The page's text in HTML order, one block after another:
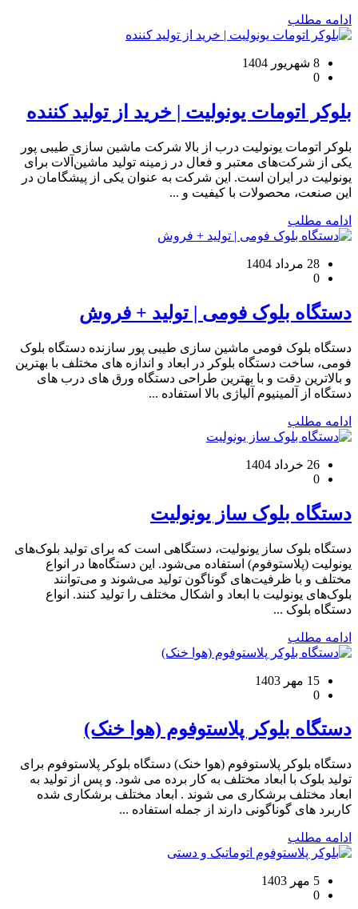
ادامه مطلب
8 شهریور 1404
0
بلوکر اتومات یونولیت | خرید از تولید کننده
بلوکر اتومات یونولیت درب از بالا شرکت ماشین سازی طیبی پور
یکی از شرکت‌های معتبر و فعال در زمینه تولید ماشین‌آلات برای
یونولیت در ایران است. این شرکت به ‌عنوان یکی از پیشگامان در
این صنعت، محصولات با کیفیت و ...
ادامه مطلب
28 مرداد 1404
0
دستگاه بلوک فومی | تولید + فروش
دستگاه بلوک فومی ماشین سازی طیبی پور سازنده دستگاه بلوک
فومی، ساخت دستگاه بلوکر در ابعاد و اندازه های مختلف با بهترین
و بالاترین دقت و با بهترین طراحی دستگاه ورق های درب های
دستگاه از آلمینیوم آلیاژی بالا استفاده ...
ادامه مطلب
26 خرداد 1404
0
دستگاه بلوک ساز یونولیت
دستگاه بلوک ساز یونولیت، دستگاهی است که برای تولید بلوک‌های
یونولیت (پلاستوفوم) استفاده می‌شود. این دستگاه‌ها در انواع
مختلف و با ظرفیت‌های گوناگون تولید می‌شوند و می‌توانند
بلوک‌های یونولیت با ابعاد و اشکال مختلف را تولید کنند. انواع
دستگاه بلوک ...
ادامه مطلب
15 مهر 1403
0
دستگاه بلوکر پلاستوفوم (هوا خنک)
دستگاه بلوکر پلاستوفوم (هوا خنک) دستگاه بلوکر پلاستوفوم برای
تولید بلوک با ابعاد مختلف به کار برده می شود. و پس از تولید به
ابعاد مختلف برشکاری می شوند . ابعاد مختلف برشکاری شده
کاربرد های گوناگونی دارند از جمله استفاده ...
ادامه مطلب
5 مهر 1403
0